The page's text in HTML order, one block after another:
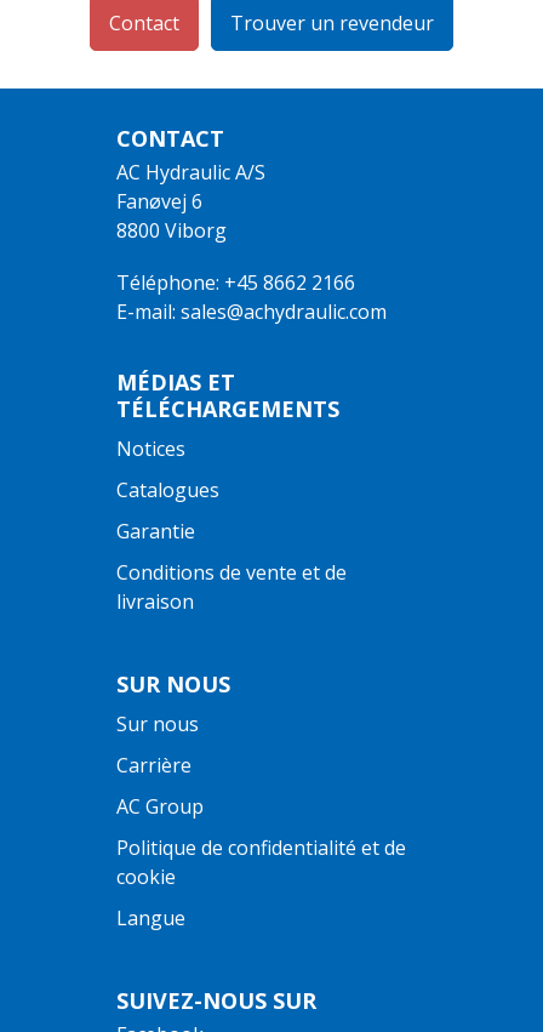
Contact Trouver un revendeur
CONTACT
AC Hydraulic A/S
Fanøvej 6
8800 Viborg
Téléphone: +45 8662 2166
E-mail: sales@achydraulic.com
MÉDIAS ET
TÉLÉCHARGEMENTS
Notices
Catalogues
Garantie
Conditions de vente et de
livraison
SUR NOUS
Sur nous
Carrière
AC Group
Politique de confidentialité et de
cookie
Langue
SUIVEZ-NOUS SUR